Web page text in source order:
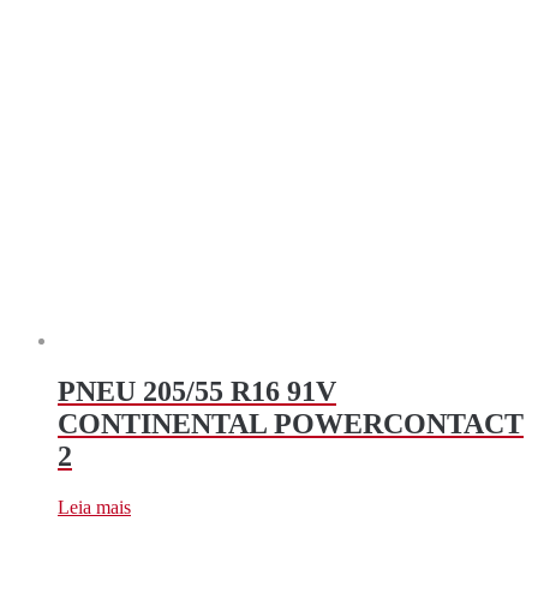
PNEU 205/55 R16 91V
CONTINENTAL POWERCONTACT
2
Leia mais